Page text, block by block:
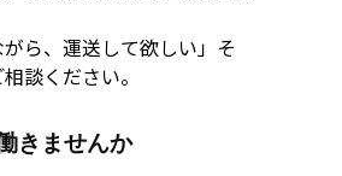
がら、運送して欲しい」そ
談ください。
きませんか